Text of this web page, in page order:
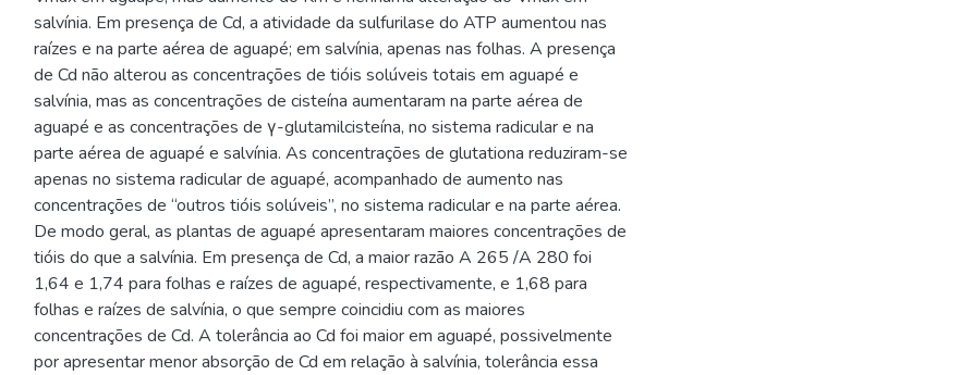
salvínia. Em presença de Cd, a atividade da sulfurilase do ATP aumentou nas
raízes e na parte aérea de aguapé; em salvínia, apenas nas folhas. A presença
de Cd não alterou as concentrações de tióis solúveis totais em aguapé e
salvínia, mas as concentrações de cisteína aumentaram na parte aérea de
aguapé e as concentrações de γ-glutamilcisteína, no sistema radicular e na
parte aérea de aguapé e salvínia. As concentrações de glutationa reduziram-se
apenas no sistema radicular de aguapé, acompanhado de aumento nas
concentrações de “outros tióis solúveis”, no sistema radicular e na parte aérea.
De modo geral, as plantas de aguapé apresentaram maiores concentrações de
tióis do que a salvínia. Em presença de Cd, a maior razão A 265 /A 280 foi
1,64 e 1,74 para folhas e raízes de aguapé, respectivamente, e 1,68 para
folhas e raízes de salvínia, o que sempre coincidiu com as maiores
concentrações de Cd. A tolerância ao Cd foi maior em aguapé, possivelmente
por apresentar menor absorção de Cd em relação à salvínia, tolerância essa